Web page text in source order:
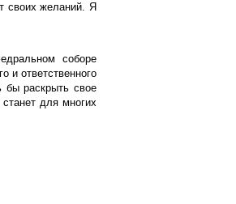
своих желаний. Я
соборе
и ответственного
бы раскрыть свое
для многих